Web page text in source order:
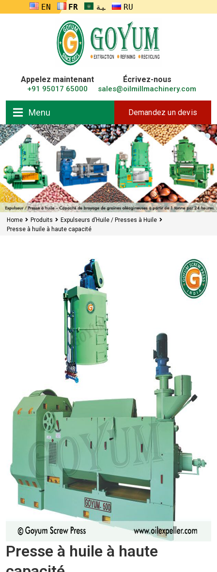
ENGLISHFRANÇAISالعربيةRUSSIA
Appelez maintenant
+91 95017 65000
Écrivez-nous
sales@oilmillmachinery.com
Menu Demandez un devis
Home Produits
Expulseurs d’Huile / Presses à Huile
Presse à huile à haute capacité
Presse à huile à haute